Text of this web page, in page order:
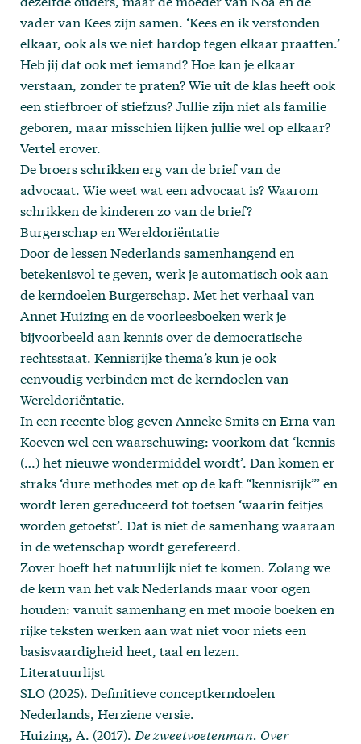
vader van Kees zijn samen. ‘Kees en ik verstonden
elkaar, ook als we niet hardop tegen elkaar praatten.’
Heb jij dat ook met iemand? Hoe kan je elkaar
verstaan, zonder te praten? Wie uit de klas heeft ook
een stiefbroer of stiefzus? Jullie zijn niet als familie
geboren, maar misschien lijken jullie wel op elkaar?
Vertel erover.
De broers schrikken erg van de brief van de
advocaat. Wie weet wat een advocaat is? Waarom
schrikken de kinderen zo van de brief?
Burgerschap en Wereldoriëntatie
Door de lessen Nederlands samenhangend en
betekenisvol te geven, werk je automatisch ook aan
de kerndoelen Burgerschap. Met het verhaal van
Annet Huizing en de voorleesboeken werk je
bijvoorbeeld aan kennis over de democratische
rechtsstaat. Kennisrijke thema’s kun je ook
eenvoudig verbinden met de kerndoelen van
Wereldoriëntatie.
In een recente blog geven Anneke Smits en Erna van
Koeven wel een waarschuwing: voorkom dat ‘kennis
(…) het nieuwe wondermiddel wordt’. Dan komen er
straks ‘dure methodes met op de kaft “kennisrijk”’ en
wordt leren gereduceerd tot toetsen ‘waarin feitjes
worden getoetst’. Dat is niet de samenhang waaraan
in de wetenschap wordt gerefereerd.
Zover hoeft het natuurlijk niet te komen. Zolang we
de kern van het vak Nederlands maar voor ogen
houden: vanuit samenhang en met mooie boeken en
rijke teksten werken aan wat niet voor niets een
basisvaardigheid heet, taal en lezen.
Literatuurlijst
SLO (2025). Definitieve conceptkerndoelen
Nederlands, Herziene versie.
Huizing, A. (2017). De zweetvoetenman. Over